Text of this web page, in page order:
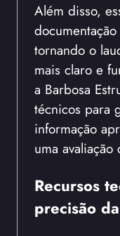
Além disso,
tornando o
mais claro e
a Barbosa
técnicos para
informação
uma avaliação
Recursos
precisão